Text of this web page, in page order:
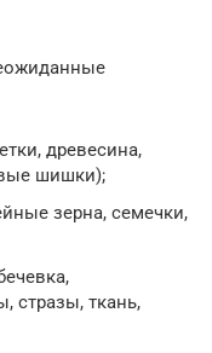
древесина,
шишки);
зерна, семечки,
стразы, ткань,